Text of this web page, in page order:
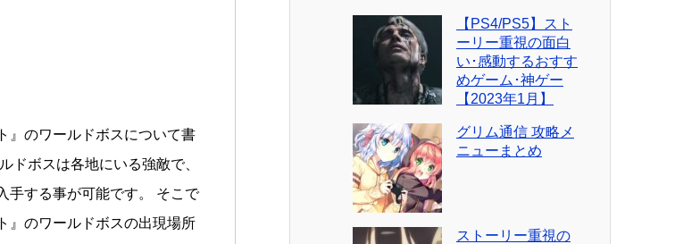
』のワールドボスについて書
ドボスは各地にいる強敵で、
手する事が可能です。 そこで
』のワールドボスの出現場所
【PS4/PS5】スト
ーリー重視の面白
い･感動するおすす
めゲーム･神ゲー
【2023年1月】
グリム通信 攻略メ
ニューまとめ
ストーリー重視の